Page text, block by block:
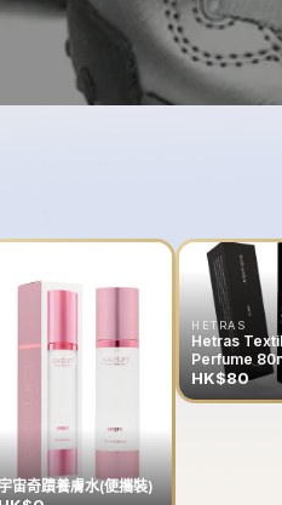
宙奇蹟養膚水(便攜裝)
HETRAS
Hetras
Perfume
HK$80